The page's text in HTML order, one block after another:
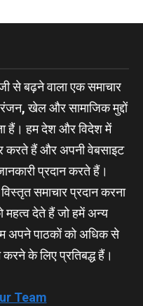
से बढ़ने वाला एक समाचार
खेल और सामाजिक मुद्दों
हैं। हम देश और विदेश में
करते हैं और अपनी वेबसाइट
प्रदान करते हैं।
समाचार प्रदान करना
महत्व देते हैं जो हमें अन्य
अपने पाठकों को अधिक से
के लिए प्रतिबद्ध हैं।
Team